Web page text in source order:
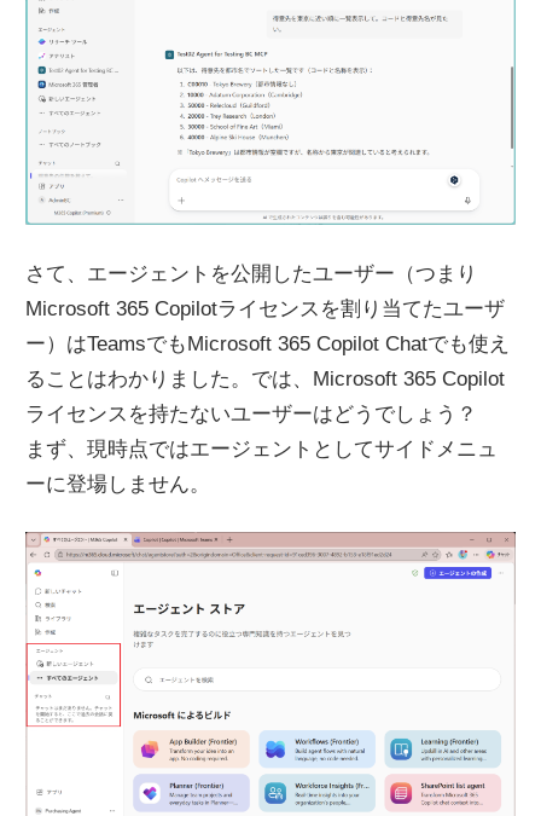
さて、エージェントを公開したユーザー（つまり
Microsoft 365 Copilotライセンスを割り当てたユーザ
ー）はTeamsでもMicrosoft 365 Copilot Chatでも使え
ることはわかりました。では、Microsoft 365 Copilot
ライセンスを持たないユーザーはどうでしょう？
まず、現時点ではエージェントとしてサイドメニュ
ーに登場しません。